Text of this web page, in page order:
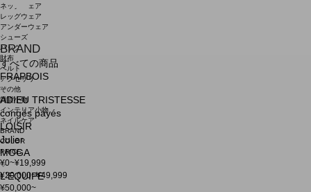
BRAND
すべての商品
FRAPBOIS
ADIEU TRISTESSE
congés payés
LOISIR
Julier
MOGA
L'EQUIPE
ネックウェア
レッグウェア
アンダーウェア
シューズ
バッグ
財布
ベルト
アクセサリ
その他
雑貨小物
インテリア小物
ネイルケア
BRAND
COLOR
PRICE
¥0~¥19,999
¥20,000~¥49,999
¥50,000~